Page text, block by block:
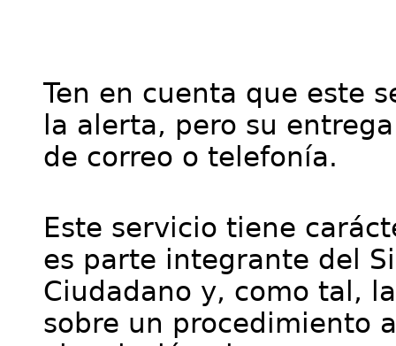
Ten en cuenta que este
la alerta, pero su
de correo o telefonía.
Este servicio tiene
es parte integrante del
Ciudadano y, como tal,
sobre un procedimiento